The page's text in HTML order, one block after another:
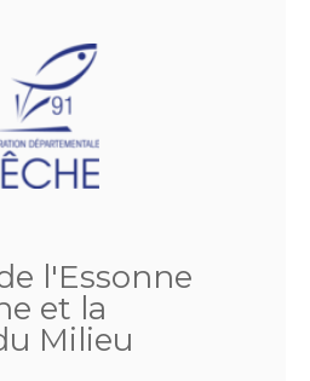
l'Essonne
et la
Milieu